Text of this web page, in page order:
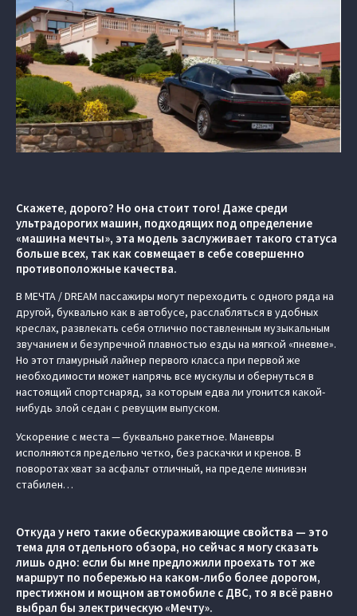
Скажете, дорого? Но она стоит того! Даже среди
ультрадорогих машин, подходящих под определение
«машина мечты», эта модель заслуживает такого статуса
больше всех, так как совмещает в себе совершенно
противоположные качества.
В МЕЧТА / DREAM пассажиры могут переходить с одного ряда на
другой, буквально как в автобусе, расслабляться в удобных
креслах, развлекать себя отлично поставленным музыкальным
звучанием и безупречной плавностью езды на мягкой «пневме».
Но этот гламурный лайнер первого класса при первой же
необходимости может напрячь все мускулы и обернуться в
настоящий спортснаряд, за которым едва ли угонится какой-
нибудь злой седан с ревущим выпуском.
Ускорение с места — буквально ракетное. Маневры
исполняются предельно четко, без раскачки и кренов. В
поворотах хват за асфальт отличный, на пределе минивэн
стабилен…
Откуда у него такие обескураживающие свойства — это
тема для отдельного обзора, но сейчас я могу сказать
лишь одно: если бы мне предложили проехать тот же
маршрут по побережью на каком-либо более дорогом,
престижном и мощном автомобиле с ДВС, то я всё равно
выбрал бы электрическую «Мечту».